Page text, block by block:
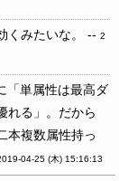
くみたいな。 -- 2
「単属性は最高ダ
れる」。だから
本複数属性持っ
04-25 (木) 15:16:13